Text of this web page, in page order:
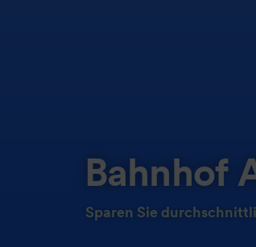
Bahnhof
Sparen Sie